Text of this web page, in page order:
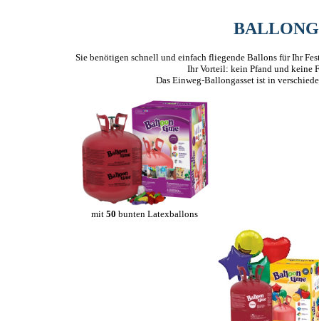
Sie benötigen schnell und einfach fliegende Ballons für Ihr
Ihr Vorteil: kein Pfand und keine
Das Einweg-Ballongasset ist in
mit 50 bunten Latexballons